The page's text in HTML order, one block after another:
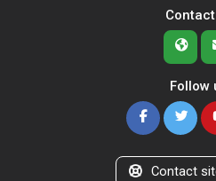
Follow
Contact